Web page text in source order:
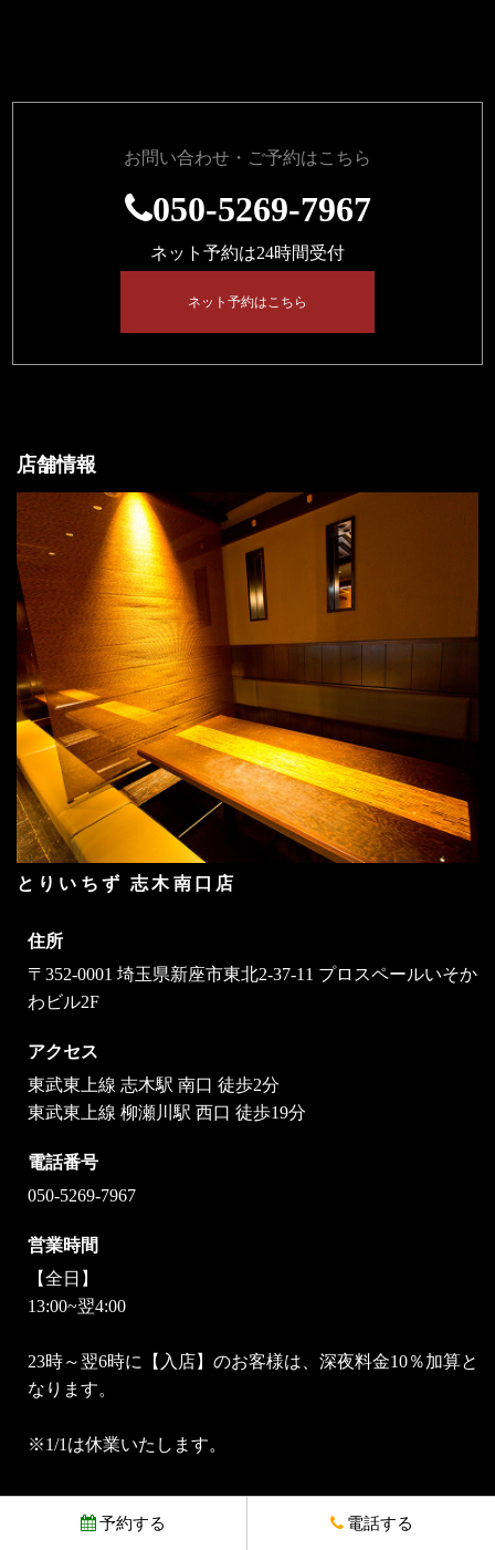
お問い合わせ・ご予約はこちら
050-5269-7967
ネット予約は24時間受付
ネット予約はこちら
店舗情報
とりいちず 志木南口店
住所
〒352-0001 埼玉県新座市東北2-37-11 プロスペールいそか
わビル2F
アクセス
東武東上線 志木駅 南口 徒歩2分
東武東上線 柳瀬川駅 西口 徒歩19分
電話番号
050-5269-7967
営業時間
【全日】
13:00~翌4:00
23時～翌6時に【入店】のお客様は、深夜料金10％加算と
なります。
※1/1は休業いたします。
予約する 電話する